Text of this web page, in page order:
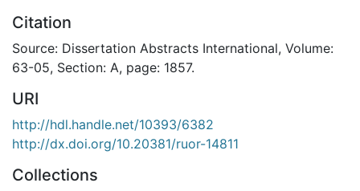
Citation
Source: Dissertation Abstracts International, Volume:
63-05, Section: A, page: 1857.
URI
http://hdl.handle.net/10393/6382
http://dx.doi.org/10.20381/ruor-14811
Collections